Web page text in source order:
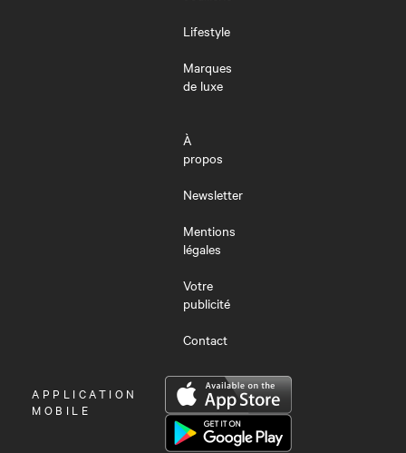
Lifestyle
Marques
de luxe
À
propos
Newsletter
Mentions
légales
Votre
publicité
Contact
OUVRIR
LE
APPLICATION
MOBILE